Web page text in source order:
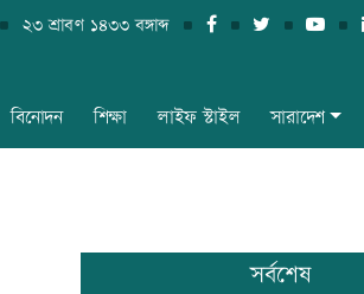
২৩ শ্রাবণ ১৪৩৩ বঙ্গাব্দ
বিনোদন শিক্ষা লাইফ স্টাইল সারাদেশ
সর্বশেষ